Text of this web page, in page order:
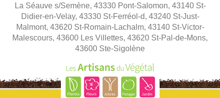
La Séauve s/Semène, 43330 Pont-Salomon, 43140 St-
Didier-en-Velay, 43330 St-Ferréol-d, 43240 St-Just-
Malmont, 43620 St-Romain-Lachalm, 43140 St-Victor-
Malescours, 43600 Les Villettes, 43620 St-Pal-de-Mons,
43600 Ste-Sigolène